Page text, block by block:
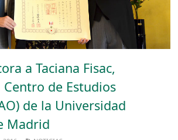
a Taciana Fisac,
de Estudios
de la Universidad
Madrid